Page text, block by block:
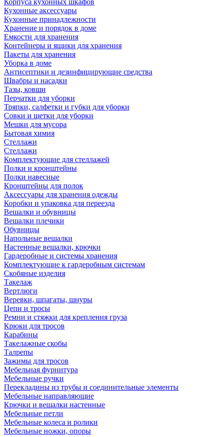
Корпуса кухонных шкафов
Кухонные аксессуары
Кухонные принадлежности
Хранение и порядок в доме
Емкости для хранения
Контейнеры и ящики для хранения
Пакеты для хранения
Уборка в доме
Антисептики и дезинфицирующие средства
Швабры и насадки
Тазы, ковши
Перчатки для уборки
Тряпки, салфетки и губки для уборки
Совки и щетки для уборки
Мешки для мусора
Бытовая химия
Стеллажи
Стеллажи
Комплектующие для стеллажей
Полки и кронштейны
Полки навесные
Кронштейны для полок
Аксессуары для хранения одежды
Коробки и упаковка для переезда
Вешалки и обувницы
Вешалки плечики
Обувницы
Напольные вешалки
Настенные вешалки, крючки
Гардеробные и системы хранения
Комплектующие к гардеробным системам
Скобяные изделия
Такелаж
Вертлюги
Веревки, шпагаты, шнуры
Цепи и тросы
Ремни и стяжки для крепления груза
Крюки для тросов
Карабины
Такелажные скобы
Талрепы
Зажимы для тросов
Мебельная фурнитура
Мебельные ручки
Перекладины из трубы и соединительные элементы
Мебельные направляющие
Крючки и вешалки настенные
Мебельные петли
Мебельные колеса и ролики
Мебельные ножки, опоры